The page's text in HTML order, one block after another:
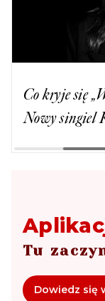
Co kryje się
Nowy singiel
Tu
Dowiedz się